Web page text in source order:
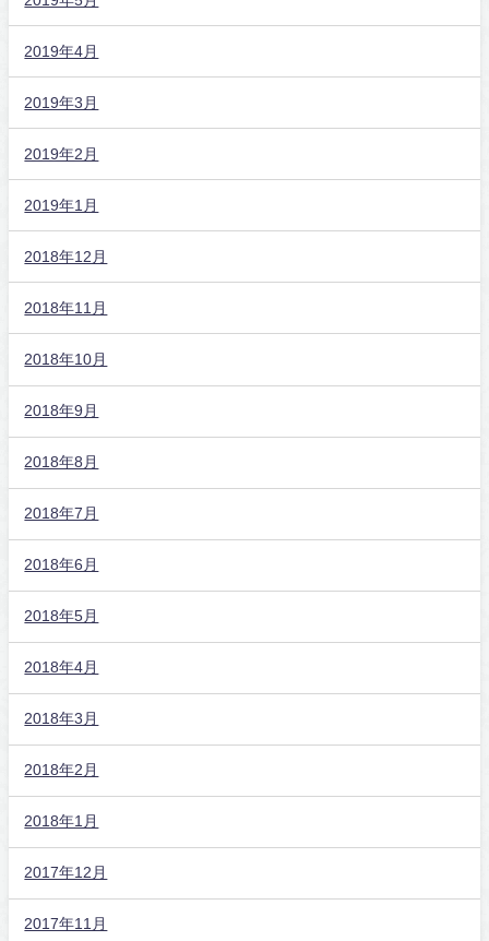
2019年4月
2019年3月
2019年2月
2019年1月
2018年12月
2018年11月
2018年10月
2018年9月
2018年8月
2018年7月
2018年6月
2018年5月
2018年4月
2018年3月
2018年2月
2018年1月
2017年12月
2017年11月